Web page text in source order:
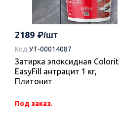
2189
Код УТ-00014087
Затирка эпоксидная Colorit
EasyFill антрацит 1 кг,
Плитонит
Под заказ.